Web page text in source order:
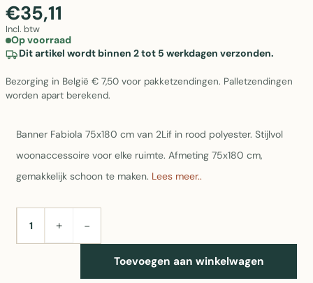
€35,11
Incl. btw
Op voorraad
Dit artikel wordt binnen 2 tot 5 werkdagen verzonden.
Bezorging in België € 7,50 voor pakketzendingen. Palletzendingen
worden apart berekend.
Banner Fabiola 75x180 cm van 2Lif in rood polyester. Stijlvol
woonaccessoire voor elke ruimte. Afmeting 75x180 cm,
gemakkelijk schoon te maken. Lees meer..
AANTAL+ −
Toevoegen aan winkelwagen